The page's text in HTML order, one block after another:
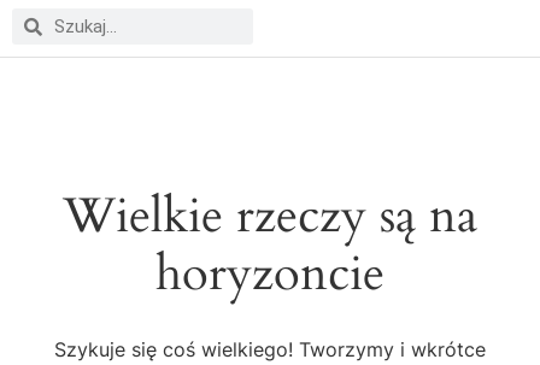
Wielkie rzeczy są na
horyzoncie
Szykuje się coś wielkiego! Tworzymy i wkrótce